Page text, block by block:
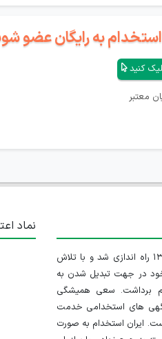
استخدام به رایگان عضو
کنید
معتبر
سایت ایران استخدام در تاریخ ۱۳۹۱/۱/۱۰ راه اندازی شد و با تلاش
خود در جهت تبدیل شدن به
برداشت. سعی همیشگی
آگهی های استخدامی خدمت
ایران استخدام به صورت
نماد